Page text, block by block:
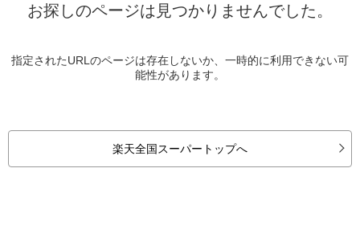
お探しのページは見つかりませんでした。
指定されたURLのページは存在しないか、一時的に利用できない可
能性があります。
楽天全国スーパートップへ